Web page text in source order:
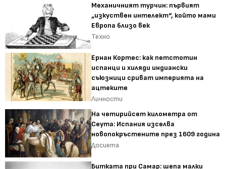
Механичният турчин: първият
„изкуствен интелект“, който мами
Европа близо век
Техно
Ернан Кортес: как петстотин
испанци и хиляди индиански
съюзници сриват империята на
ацтеките
Личности
На четирийсет километра от
Сеута: Испания изселва
новопокръстените през 1609 година
Досиета
Битката при Самар: шепа малки